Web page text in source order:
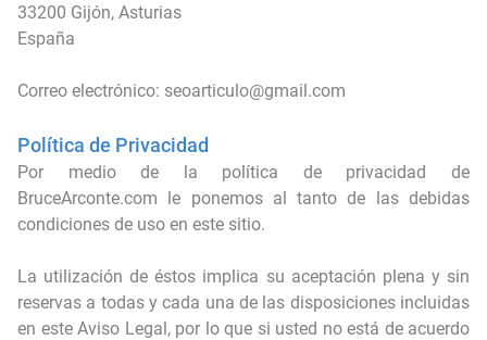
El OVNI de Calvine ¿Es otro montaje?
EE.UU recuperó naves de origen no humano (o nos están vendiendo otra moto)
33200 Gijón, Asturias
España
Correo electrónico: seoarticulo@gmail.com
Política de Privacidad
Por medio de la política de privacidad de
BruceArconte.com le ponemos al tanto de las debidas
condiciones de uso en este sitio.
La utilización de éstos implica su aceptación plena y sin
reservas a todas y cada una de las disposiciones incluidas
en este Aviso Legal, por lo que si usted no está de acuerdo